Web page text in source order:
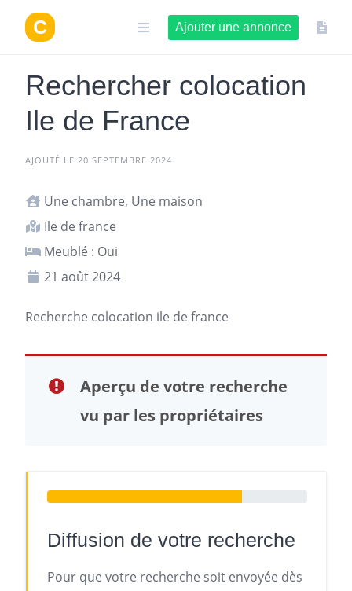
contenu
Ajouter une annonce
Rechercher colocation
Ile de France
AJOUTÉ LE 20 SEPTEMBRE 2024
Une chambre, Une maison
Ile de france
Meublé : Oui
21 août 2024
Recherche colocation ile de france
Aperçu de votre recherche
vu par les propriétaires
Diffusion de votre recherche
Pour que votre recherche soit envoyée dès